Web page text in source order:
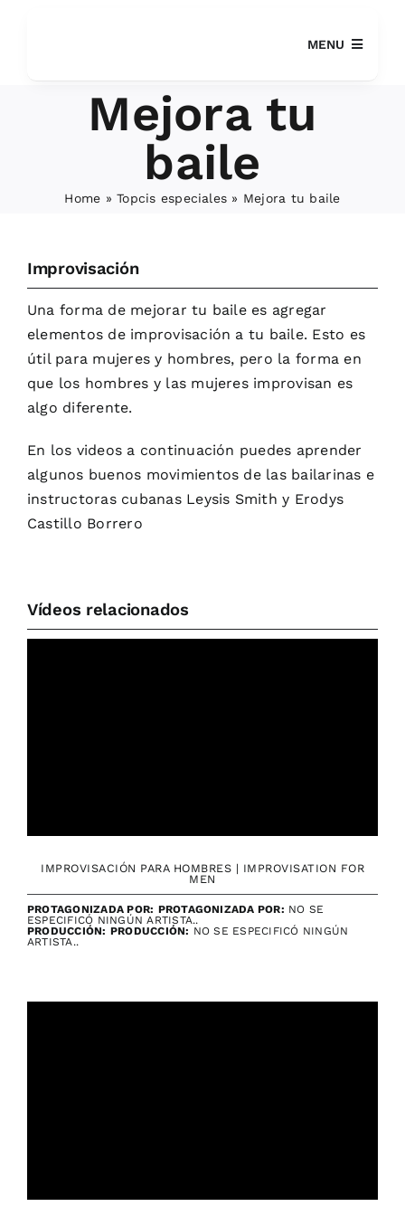
MENU
Mejora tu
baile
Home »Topcis especiales » Mejora tu baile
Improvisación
Una forma de mejorar tu baile es agregar
elementos de improvisación a tu baile. Esto es
útil para mujeres y hombres, pero la forma en
que los hombres y las mujeres improvisan es
algo diferente.
En los videos a continuación puedes aprender
algunos buenos movimientos de las bailarinas e
instructoras cubanas Leysis Smith y Erodys
Castillo Borrero
Vídeos relacionados
IMPROVISACIÓN PARA HOMBRES | IMPROVISATION FOR
MEN
PROTAGONIZADA POR: PROTAGONIZADA POR: NO SE
ESPECIFICÓ NINGÚN ARTISTA..
PRODUCCIÓN: PRODUCCIÓN: NO SE ESPECIFICÓ NINGÚN
ARTISTA..